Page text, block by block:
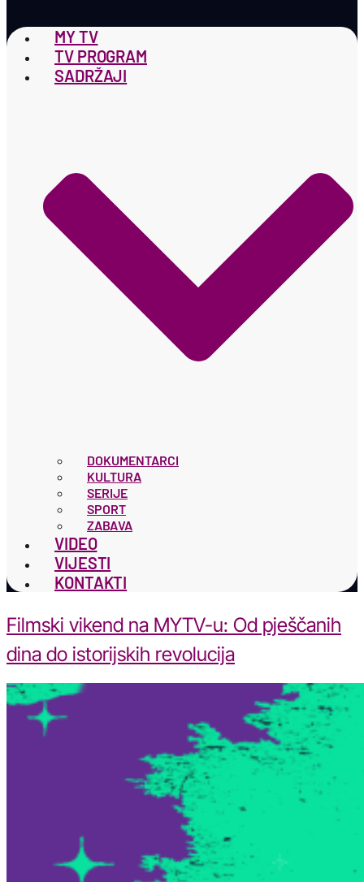
MY TV
TV PROGRAM
SADRŽAJI
DOKUMENTARCI
KULTURA
SERIJE
SPORT
ZABAVA
VIDEO
VIJESTI
KONTAKTI
Filmski vikend na MYTV-u: Od pješčanih
dina do istorijskih revolucija